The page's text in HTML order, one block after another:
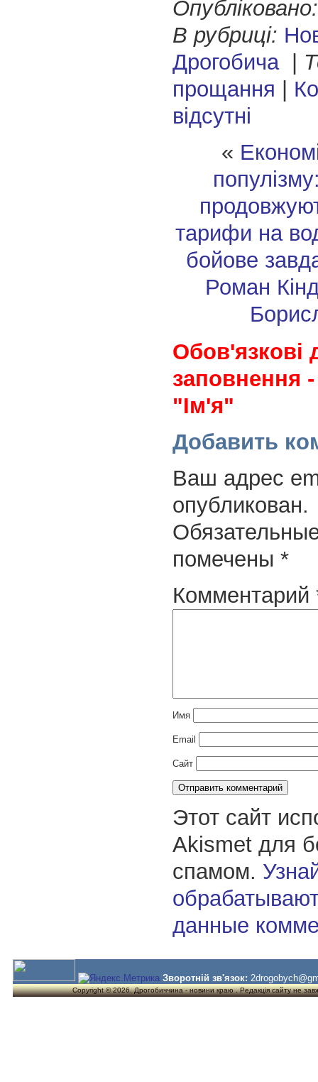
Опубліковано:
В рубриці:
Дрогобича|
прощання
відсутні
«
тарифи на
бойове
Роман
Обов'язкові
заповнення
"Ім'я"
Добавить
Ваш адрес
опубликован.
помечены *
Комментарий
Имя
Email
Сайт
Этот сайт
Akismet для
спамом.
данные
Зворотній зв'язок:
Copyright © 2026. Дрогобиччина - новини краю . Редакція сайту не